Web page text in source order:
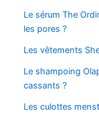
Le sérum The
les pores ?
Les vêtements
Le shampoing
cassants ?
Les culottes